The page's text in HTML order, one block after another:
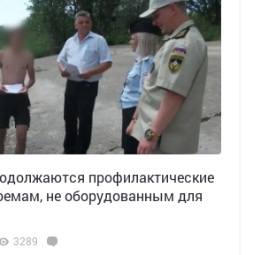
профилактические
не оборудованным для
3289